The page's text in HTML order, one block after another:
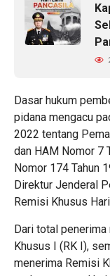
Dasar hukum
pidana mengacu
2022 tentang
dan HAM Nomor 7
Nomor 174 Tahun
Direktur Jenderal
Remisi Khusus
Dari total
Khusus I (RK I),
menerima Remisi